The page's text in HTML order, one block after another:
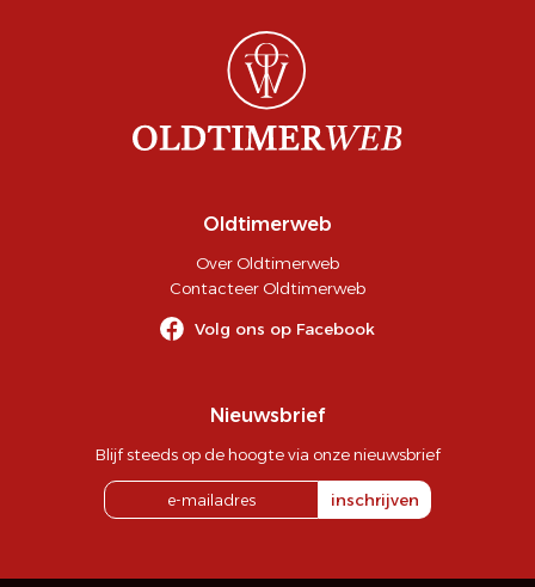
Oldtimerweb
Over Oldtimerweb
Contacteer Oldtimerweb
Volg ons op Facebook
Nieuwsbrief
Blijf steeds op de hoogte via onze nieuwsbrief
inschrijven